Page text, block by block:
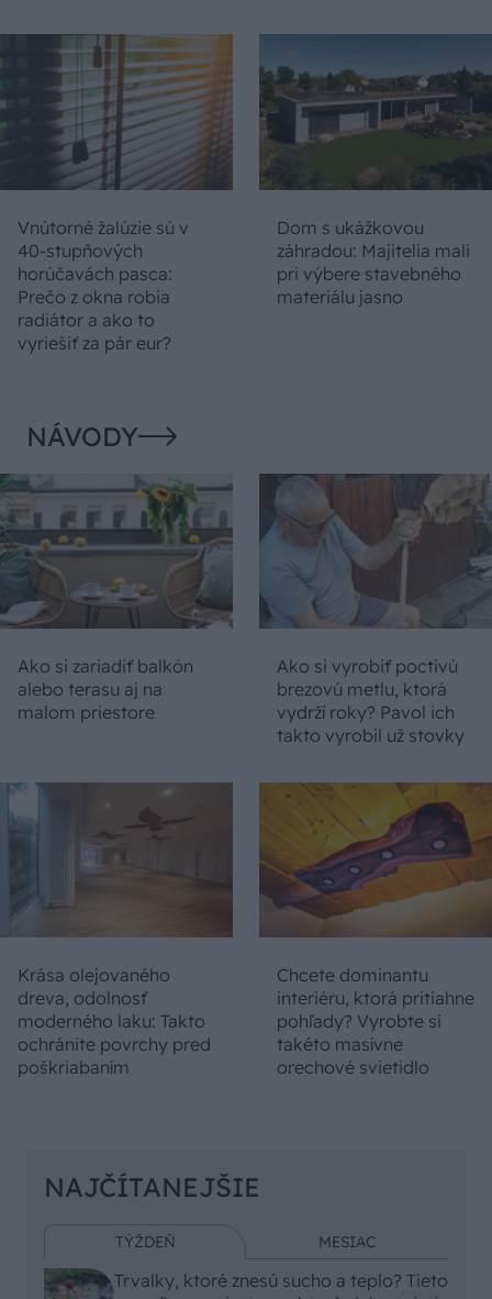
Vnútorné žalúzie sú v
40-stupňových
horúčavách pasca:
Prečo z okna robia
radiátor a ako to
vyriešiť za pár eur?
Dom s ukážkovou
záhradou: Majitelia mali
pri výbere stavebného
materiálu jasno
NÁVODY
Ako si zariadiť balkón
alebo terasu aj na
malom priestore
Ako si vyrobiť poctivú
brezovú metlu, ktorá
vydrží roky? Pavol ich
takto vyrobil už stovky
Krása olejovaného
dreva, odolnosť
moderného laku: Takto
ochránite povrchy pred
poškriabaním
Chcete dominantu
interiéru, ktorá pritiahne
pohľady? Vyrobte si
takéto masívne
orechové svietidlo
NAJČÍTANEJŠIE
TÝŽDEŇ MESIAC
Trvalky, ktoré znesú sucho a teplo? Tieto